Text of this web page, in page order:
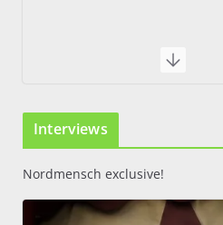
Interviews
Nordmensch exclusive!